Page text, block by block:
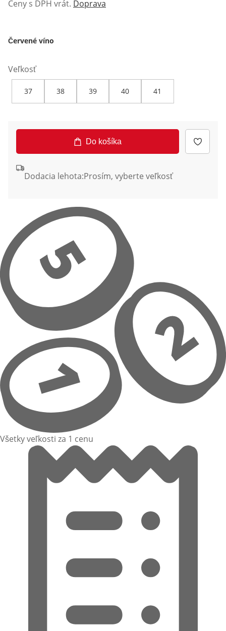
Ceny s DPH vrát. Doprava
Červené víno
Veľkosť
37 38 39 40 41
Do košíka
Dodacia lehota:Prosím, vyberte veľkosť
Všetky veľkosti za 1 cenu